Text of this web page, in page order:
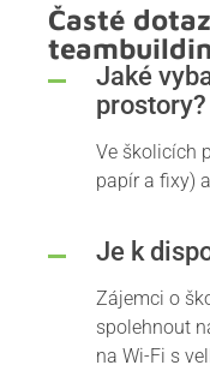
Časté
Jaké
prostory?
Ve školicích
papír a fixy)
Je k
Zájemci o
spolehnout
na Wi-Fi s